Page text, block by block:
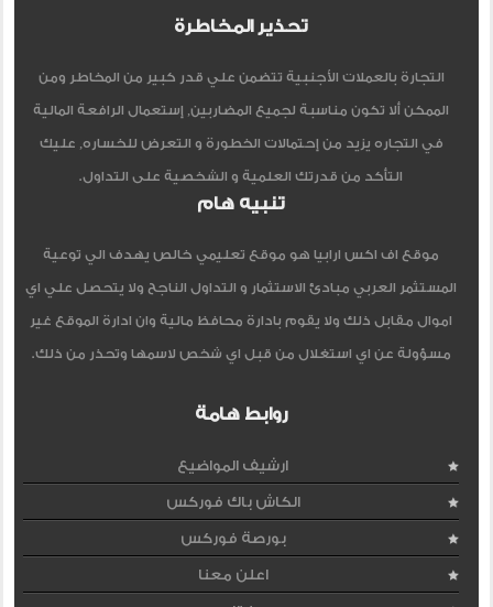
تحذير المخاطرة
التجارة بالعملات الأجنبية تتضمن علي قدر كبير من المخاطر ومن
الممكن ألا تكون مناسبة لجميع المضاربين, إستعمال الرافعة المالية
في التجاره يزيد من إحتمالات الخطورة و التعرض للخساره, عليك
التأكد من قدرتك العلمية و الشخصية على التداول.
تنبيه هام
موقع اف اكس ارابيا هو موقع تعليمي خالص يهدف الي توعية
المستثمر العربي مبادئ الاستثمار و التداول الناجح ولا يتحصل علي اي
اموال مقابل ذلك ولا يقوم بادارة محافظ مالية وان ادارة الموقع غير
مسؤولة عن اي استغلال من قبل اي شخص لاسمها وتحذر من ذلك.
روابط هامة
ارشيف المواضيع
الكاش باك فوركس
بورصة فوركس
اعلن معنا